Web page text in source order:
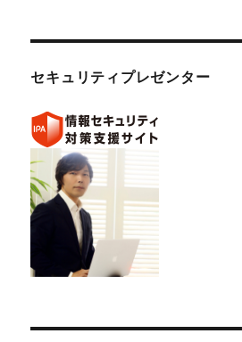
セキュリティプレゼンター